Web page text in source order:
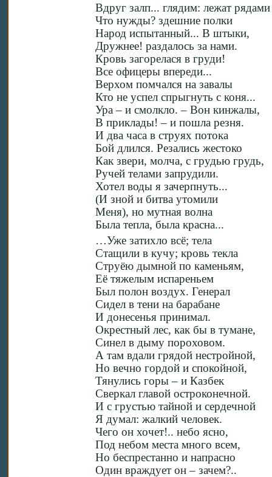
Вдруг залп... глядим: лежат
Что нужды? здешние полки
Народ испытанный... В штыки,
Дружнее! раздалось за нами.
Кровь загорелася в груди!
Все офицеры впереди...
Верхом помчался на завалы
Кто не успел спрыгнуть с коня...
Ура – и смолкло. – Вон кинжалы,
В приклады! – и пошла резня.
И два часа в струях потока
Бой длился. Резались жестоко
Как звери, молча, с грудью грудь,
Ручей телами запрудили.
Хотел воды я зачерпнуть...
(И зной и битва утомили
Меня), но мутная волна
Была тепла, была красна...
…Уже затихло всё; тела
Стащили в кучу; кровь текла
Струёю дымной по каменьям,
Её тяжелым испареньем
Был полон воздух. Генерал
Сидел в тени на барабане
И донесенья принимал.
Окрестный лес, как бы в тумане,
Синел в дыму пороховом.
А там вдали грядой нестройной,
Но вечно гордой и спокойной,
Тянулись горы – и Казбек
Сверкал главой остроконечной.
И с грустью тайной и сердечной
Я думал: жалкий человек.
Чего он хочет!.. небо ясно,
Под небом места много всем,
Но беспрестанно и напрасно
Один враждует он – зачем?..